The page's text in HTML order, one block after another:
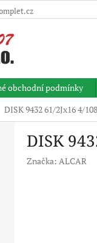
obchodní podmínky
DISK 9432 61/2Jx16 4/
DISK
Značka: ALCAR